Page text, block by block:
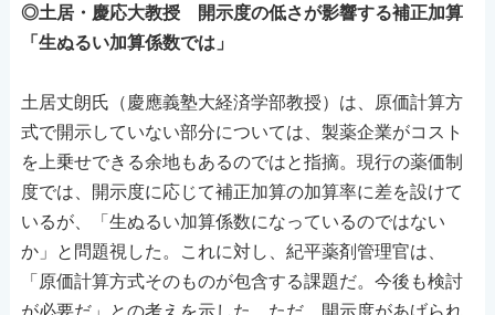
◎土居・慶応大教授 開示度の低さが影響する補正加算
「生ぬるい加算係数では」
土居丈朗氏（慶應義塾大経済学部教授）は、原価計算方
式で開示していない部分については、製薬企業がコスト
を上乗せできる余地もあるのではと指摘。現行の薬価制
度では、開示度に応じて補正加算の加算率に差を設けて
いるが、「生ぬるい加算係数になっているのではない
か」と問題視した。これに対し、紀平薬剤管理官は、
「原価計算方式そのものが包含する課題だ。今後も検討
が必要だ」との考えを示した。ただ、開示度があげられ